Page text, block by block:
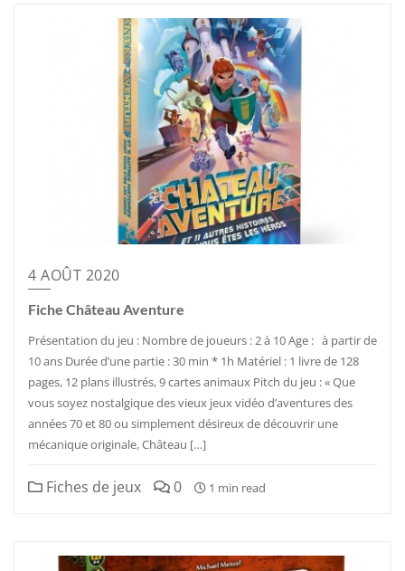
4 AOÛT 2020
Fiche Château Aventure
Présentation du jeu : Nombre de joueurs : 2 à 10 Age : à partir de
10 ans Durée d’une partie : 30 min * 1h Matériel : 1 livre de 128
pages, 12 plans illustrés, 9 cartes animaux Pitch du jeu : « Que
vous soyez nostalgique des vieux jeux vidéo d’aventures des
années 70 et 80 ou simplement désireux de découvrir une
mécanique originale, Château […]
Fiches de jeux 0 1 min read